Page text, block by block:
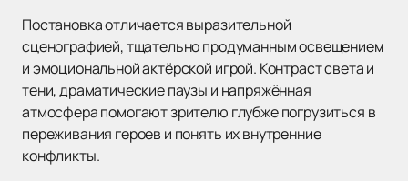
Постановка отличается выразительной
сценографией, тщательно продуманным освещением
и эмоциональной актёрской игрой. Контраст света и
тени, драматические паузы и напряжённая
атмосфера помогают зрителю глубже погрузиться в
переживания героев и понять их внутренние
конфликты.